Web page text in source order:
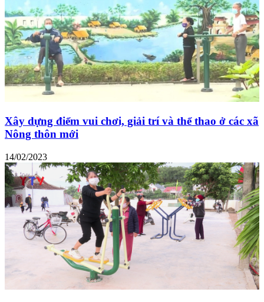
Xây dựng điểm vui chơi, giải trí và thể thao ở các xã
Nông thôn mới
14/02/2023